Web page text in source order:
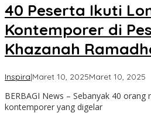
40 Peserta Ikuti
Kontemporer di
Khazanah
Inspira|Maret 10, 2025Maret 10, 2025
BERBAGI News – Sebanyak 40
kontemporer yang digelar